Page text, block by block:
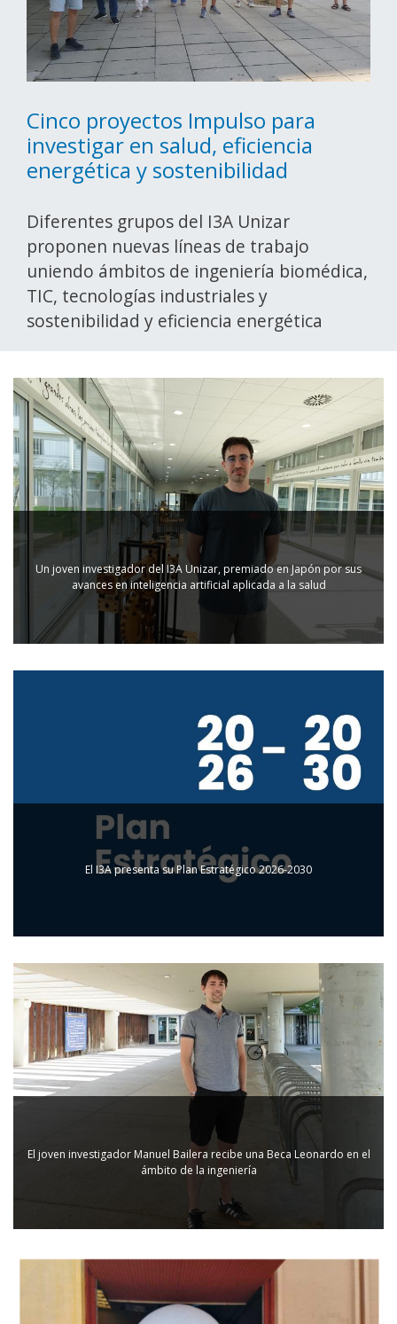
Cinco proyectos Impulso para
investigar en salud, eficiencia
energética y sostenibilidad
Diferentes grupos del I3A Unizar
proponen nuevas líneas de trabajo
uniendo ámbitos de ingeniería biomédica,
TIC, tecnologías industriales y
sostenibilidad y eficiencia energética
Un joven investigador del I3A Unizar, premiado en Japón por sus
avances en inteligencia artificial aplicada a la salud
El I3A presenta su Plan Estratégico 2026-2030
El joven investigador Manuel Bailera recibe una Beca Leonardo en el
ámbito de la ingeniería